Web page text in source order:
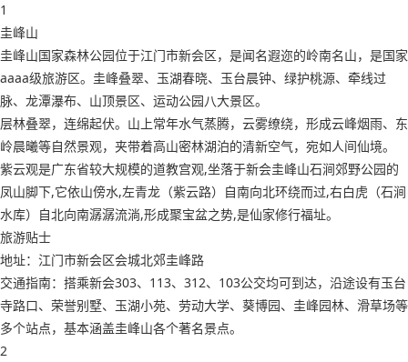
1
圭峰山
圭峰山国家森林公园位于江门市新会区，是闻名遐迩的岭南名山，是国家
aaaa级旅游区。圭峰叠翠、玉湖春晓、玉台晨钟、绿护桃源、牵线过
脉、龙潭瀑布、山顶景区、运动公园八大景区。
层林叠翠，连绵起伏。山上常年水气蒸腾，云雾缭绕，形成云峰烟雨、东
岭晨曦等自然景观，夹带着高山密林湖泊的清新空气，宛如人间仙境。
紫云观是广东省较大规模的道教宫观,坐落于新会圭峰山石涧郊野公园的
凤山脚下,它依山傍水,左青龙（紫云路）自南向北环绕而过,右白虎（石涧
水库）自北向南潺潺流淌,形成聚宝盆之势,是仙家修行福址。
旅游贴士
地址：江门市新会区会城北郊圭峰路
交通指南：搭乘新会303、113、312、103公交均可到达，沿途设有玉台
寺路口、荣誉别墅、玉湖小苑、劳动大学、葵博园、圭峰园林、滑草场等
多个站点，基本涵盖圭峰山各个著名景点。
2